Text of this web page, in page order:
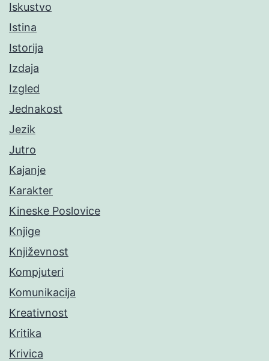
Iskustvo
Istina
Istorija
Izdaja
Izgled
Jednakost
Jezik
Jutro
Kajanje
Karakter
Kineske Poslovice
Knjige
Književnost
Kompjuteri
Komunikacija
Kreativnost
Kritika
Krivica